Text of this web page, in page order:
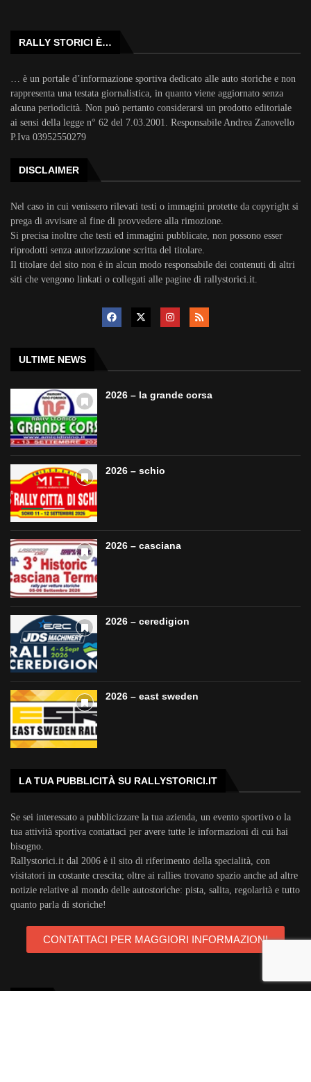
RALLY STORICI È…
… è un portale d’informazione sportiva dedicato alle auto storiche e non
rappresenta una testata giornalistica, in quanto viene aggiornato senza
alcuna periodicità. Non può pertanto considerarsi un prodotto editoriale
ai sensi della legge n° 62 del 7.03.2001. Responsabile Andrea Zanovello
P.Iva 03952550279
DISCLAIMER
Nel caso in cui venissero rilevati testi o immagini protette da copyright si
prega di avvisare al fine di provvedere alla rimozione.
Si precisa inoltre che testi ed immagini pubblicate, non possono esser
riprodotti senza autorizzazione scritta del titolare.
Il titolare del sito non è in alcun modo responsabile dei contenuti di altri
siti che vengono linkati o collegati alle pagine di rallystorici.it.
ULTIME NEWS
2026 – la grande corsa
2026 – schio
2026 – casciana
2026 – ceredigion
2026 – east sweden
LA TUA PUBBLICITÀ SU RALLYSTORICI.IT
Se sei interessato a pubblicizzare la tua azienda, un evento sportivo o la
tua attività sportiva contattaci per avere tutte le informazioni di cui hai
bisogno.
Rallystorici.it dal 2006 è il sito di riferimento della specialità, con
visitatori in costante crescita; oltre ai rallies trovano spazio anche ad altre
notizie relative al mondo delle autostoriche: pista, salita, regolarità e tutto
quanto parla di storiche!
CONTATTACI PER MAGGIORI INFORMAZIONI